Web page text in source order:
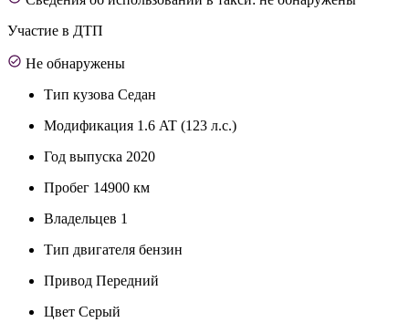
Участие в ДТП
Не обнаружены
Тип кузова Седан
Модификация 1.6 AT (123 л.с.)
Год выпуска 2020
Пробег 14900 км
Владельцев 1
Тип двигателя бензин
Привод Передний
Цвет Серый